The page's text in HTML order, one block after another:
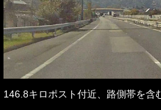
146.8キロポスト付近、路側帯を含